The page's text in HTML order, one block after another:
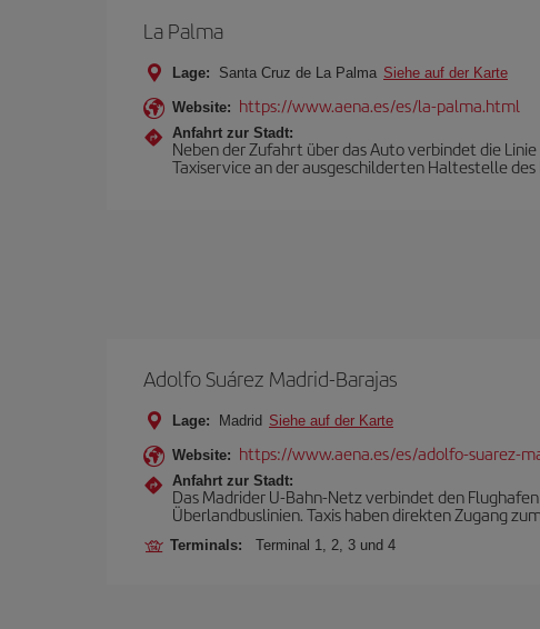
La Palma
Lage: Santa Cruz de La Palma Siehe auf der Karte
Website: https://www.aena.es/es/la-palma.html
Anfahrt zur Stadt:
Neben der Zufahrt über das Auto verbindet die
Taxiservice an der ausgeschilderten Haltestelle
Adolfo Suárez Madrid-Barajas
Lage: Madrid Siehe auf der Karte
Website: https://www.aena.es/es/adolfo-suarez-
Anfahrt zur Stadt:
Das Madrider U-Bahn-Netz verbindet den
Überlandbuslinien. Taxis haben direkten Zugang
Terminals: Terminal 1, 2, 3 und 4